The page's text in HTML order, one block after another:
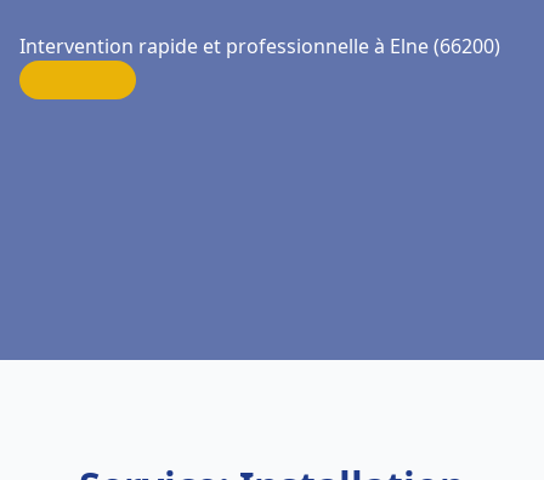
Intervention rapide et professionnelle à Elne (66200)